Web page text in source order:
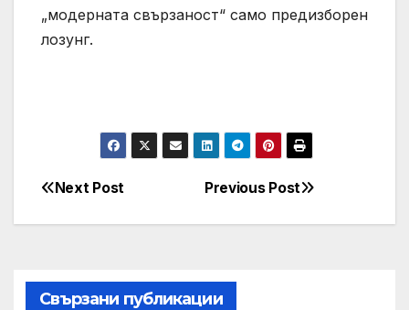
„модерната свързаност“ само предизборен
лозунг.
Post
navigation
Previous Post
Next Post
Свързани публикации